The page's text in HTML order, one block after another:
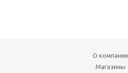
О компании
Магазины